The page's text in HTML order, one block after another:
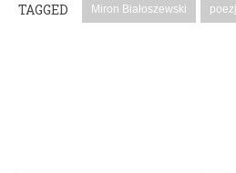
TAGGED Miron Białoszewski